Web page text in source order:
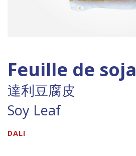
Feuille de soja
達利豆腐皮
Soy Leaf
DALI